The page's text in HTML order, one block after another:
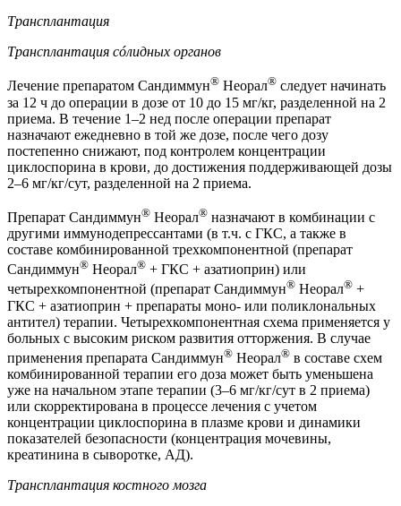
Трансплантация
Трансплантация сóлидных органов
Лечение препаратом Сандиммун® Неорал® следует начинать
за 12 ч до операции в дозе от 10 до 15 мг/кг, разделенной на 2
приема. В течение 1–2 нед после операции препарат
назначают ежедневно в той же дозе, после чего дозу
постепенно снижают, под контролем концентрации
циклоспорина в крови, до достижения поддерживающей дозы
2–6 мг/кг/сут, разделенной на 2 приема.
Препарат Сандиммун® Неорал® назначают в комбинации с
другими иммунодепрессантами (в т.ч. с ГКС, а также в
составе комбинированной трехкомпонентной (препарат
Сандиммун® Неорал® + ГКС + азатиоприн) или
четырехкомпонентной (препарат Сандиммун® Неорал® +
ГКС + азатиоприн + препараты моно- или поликлональных
антител) терапии. Четырехкомпонентная схема применяется у
больных с высоким риском развития отторжения. В случае
применения препарата Сандиммун® Неорал® в составе схем
комбинированной терапии его доза может быть уменьшена
уже на начальном этапе терапии (3–6 мг/кг/сут в 2 приема)
или скорректирована в процессе лечения с учетом
концентрации циклоспорина в плазме крови и динамики
показателей безопасности (концентрация мочевины,
креатинина в сыворотке, АД).
Трансплантация костного мозга